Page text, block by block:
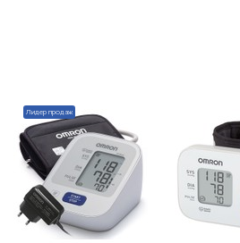
Лидер продаж